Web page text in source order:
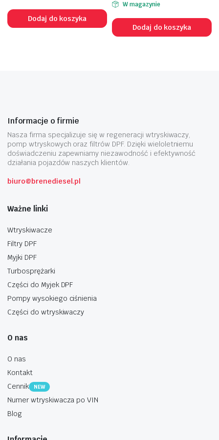
Dodaj do koszyka
W magazynie
Dodaj do koszyka
Informacje o firmie
Nasza firma specjalizuje się w regeneracji wtryskiwaczy,
pomp wtryskowych oraz filtrów DPF. Dzięki wieloletniemu
doświadczeniu zapewniamy niezawodność i efektywność
działania pojazdów naszych klientów.
biuro@brenediesel.pl
Ważne linki
Wtryskiwacze
Filtry DPF
Myjki DPF
Turbosprężarki
Części do Myjek DPF
Pompy wysokiego ciśnienia
Części do wtryskiwaczy
O nas
O nas
Kontakt
Cennik
NEW
Numer wtryskiwacza po VIN
Blog